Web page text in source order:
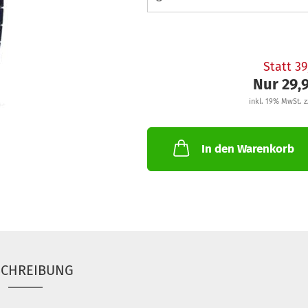
Statt
Nur
inkl. 19% MwSt.
In den Warenkorb